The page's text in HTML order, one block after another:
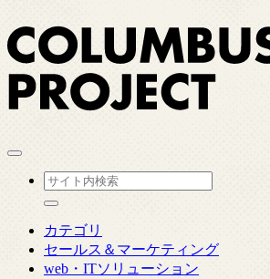
カテゴリ
セールス＆マーケティング
web・ITソリューション